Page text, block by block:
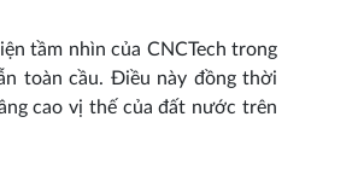
tầm nhìn của CNCTech trong
toàn cầu. Điều này đồng thời
cao vị thế của đất nước trên